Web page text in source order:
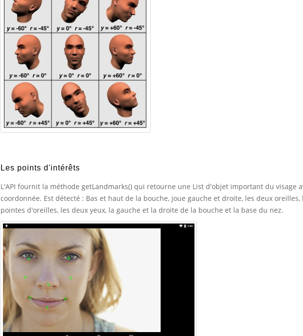
Les points d'intérêts
L'API fournit la méthode getLandmarks() qui retourne une List d'objet important du visage
coordonnée. Est détecté : Bas et haut de la bouche, joue gauche et droite, les deux oreilles,
pointes d'oreilles, les deux yeux, la gauche et la droite de la bouche et la base du nez.